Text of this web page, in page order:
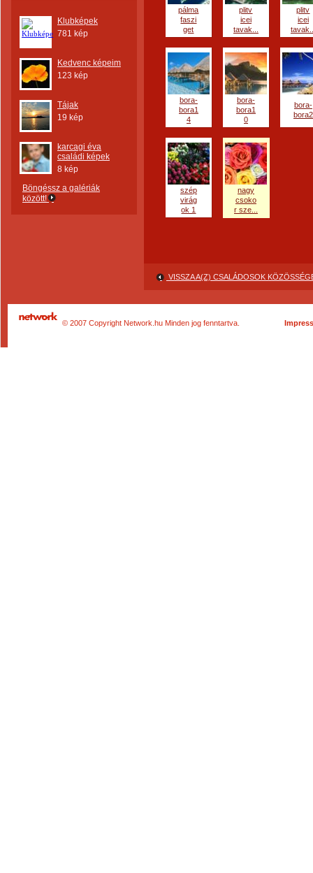
Klubképek
781 kép
Kedvenc képeim
123 kép
Tájak
19 kép
karcagi éva
családi képek
8 kép
Böngéssz a galériák
között!
pálma
faszi
get
plitv
icei
tavak...
plitv
icei
bora-
bora1
4
bora-
bora1
0
bora-
bora2
szép
virág
ok 1
nagy
csoko
r sze...
VISSZA A(Z) CSALÁDOSOK
© 2007 Copyright Network.hu Minden jog fenntartva.